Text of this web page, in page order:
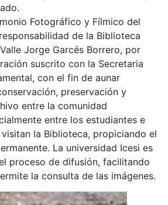
Fotográfico y Fílmico del
de la Biblioteca
Jorge Garcés Borrero, por
suscrito con la Secretaria
con el fin de aunar
preservación y
entre la comunidad
entre los estudiantes e
la Biblioteca, propiciando el
La universidad Icesi es
proceso de difusión, facilitando
la consulta de las imágenes.